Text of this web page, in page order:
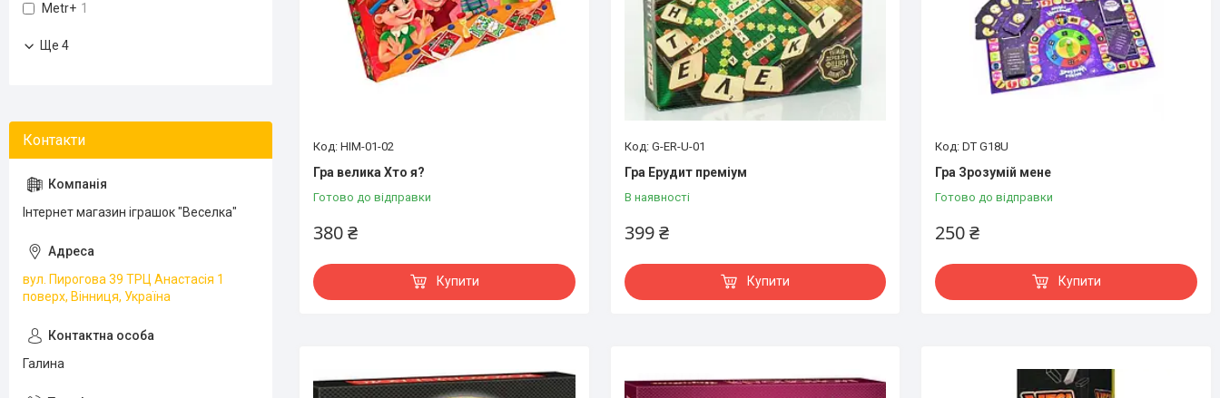
НІМ-01-02
Гра велика Хто я?
Готово до відправки
380 ₴
Купити
G-ER-U-01
Гра Ерудит преміум
В наявності
399 ₴
Купити
DT G18U
Гра Зрозумій мене
Готово до відправки
250 ₴
Купити
Metr+ 1
Ще 4
Інтернет магазин іграшок "Веселка"
вул. Пирогова 39 ТРЦ Анастасія 1
поверх, Вінниця, Україна
Галина